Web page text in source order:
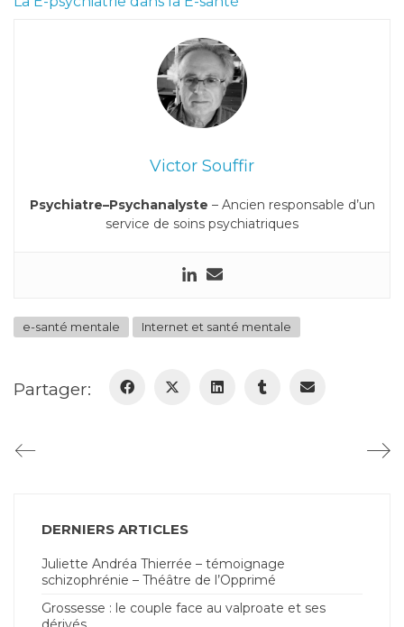
Victor Souffir
Psychiatre–Psychanalyste – Ancien responsable d’un
service de soins psychiatriques
e-santé mentale Internet et santé mentale
Partager:
DERNIERS ARTICLES
Juliette Andréa Thierrée – témoignage
schizophrénie – Théâtre de l’Opprimé
Grossesse : le couple face au valproate et ses